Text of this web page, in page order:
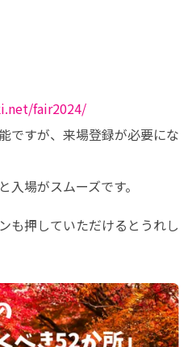
fair2024/
ですが、来場登録が必要にな
場がスムーズです。
も押していただけるとうれし